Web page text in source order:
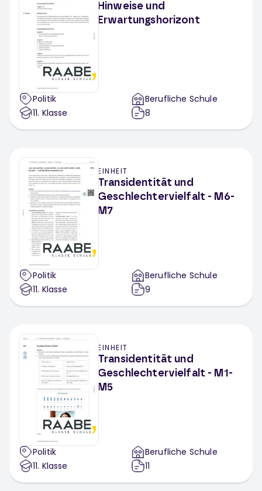
Hinweise und
Erwartungshorizont
Politik
11. Klasse
Berufliche Schule
8
EINHEIT
Transidentität und
Geschlechtervielfalt - M6-
M7
Politik
11. Klasse
Berufliche Schule
9
EINHEIT
Transidentität und
Geschlechtervielfalt - M1-
M5
Politik
11. Klasse
Berufliche Schule
11